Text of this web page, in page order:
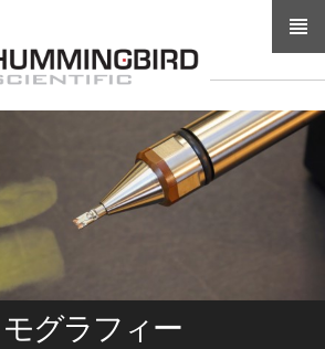
and Electron Microscopy
モグラフィー